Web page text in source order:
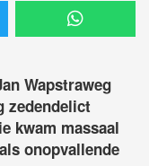
Wapstraweg
zedendelict
kwam massaal
onopvallende